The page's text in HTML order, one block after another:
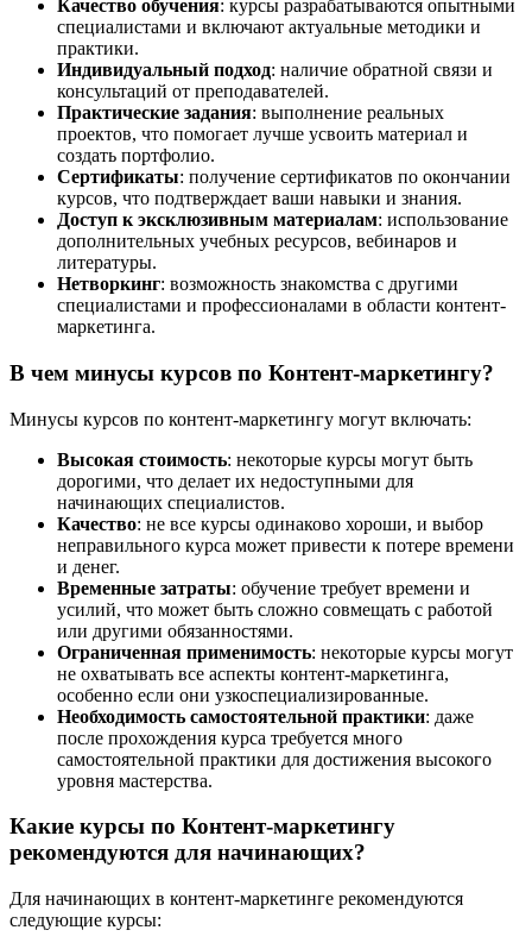
Качество обучения: курсы разрабатываются опытными
специалистами и включают актуальные методики и
практики.
Индивидуальный подход: наличие обратной связи и
консультаций от преподавателей.
Практические задания: выполнение реальных
проектов, что помогает лучше усвоить материал и
создать портфолио.
Сертификаты: получение сертификатов по окончании
курсов, что подтверждает ваши навыки и знания.
Доступ к эксклюзивным материалам: использование
дополнительных учебных ресурсов, вебинаров и
литературы.
Нетворкинг: возможность знакомства с другими
специалистами и профессионалами в области контент-
маркетинга.
В чем минусы курсов по Контент-маркетингу?
Минусы курсов по контент-маркетингу могут включать:
Высокая стоимость: некоторые курсы могут быть
дорогими, что делает их недоступными для
начинающих специалистов.
Качество: не все курсы одинаково хороши, и выбор
неправильного курса может привести к потере времени
и денег.
Временные затраты: обучение требует времени и
усилий, что может быть сложно совмещать с работой
или другими обязанностями.
Ограниченная применимость: некоторые курсы могут
не охватывать все аспекты контент-маркетинга,
особенно если они узкоспециализированные.
Необходимость самостоятельной практики: даже
после прохождения курса требуется много
самостоятельной практики для достижения высокого
уровня мастерства.
Какие курсы по Контент-маркетингу
рекомендуются для начинающих?
Для начинающих в контент-маркетинге рекомендуются
следующие курсы: